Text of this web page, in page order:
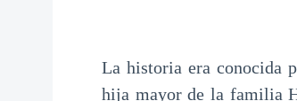
La historia era conocida
hija mayor de la familia